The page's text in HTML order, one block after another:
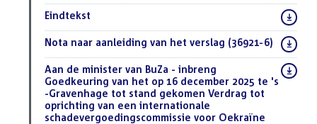
Download
Eindtekst
Download
Nota naar aanleiding van het verslag (36921-6) (DOCX)
Download
bestand:
Aan de minister van BuZa - inbreng
Goedkeuring van het op 16 december 2025 te 's
-Gravenhage tot stand gekomen Verdrag tot
oprichting van een internationale
schadevergoedingscommissie voor Oekraïne